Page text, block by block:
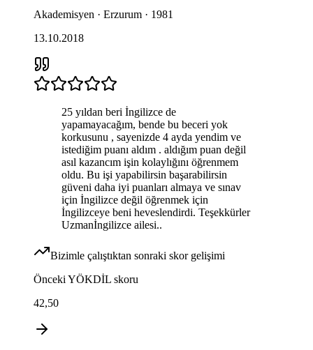
Akademisyen · Erzurum · 1981
13.10.2018
25 yıldan beri İngilizce de
yapamayacağım, bende bu beceri yok
korkusunu , sayenizde 4 ayda yendim ve
istediğim puanı aldım . aldığım puan değil
asıl kazancım işin kolaylığını öğrenmem
oldu. Bu işi yapabilirsin başarabilirsin
güveni daha iyi puanları almaya ve sınav
için İngilizce değil öğrenmek için
İngilizceye beni heveslendirdi. Teşekkürler
Uzmanİngilizce ailesi..
Bizimle çalıştıktan sonraki skor gelişimi
Önceki YÖKDİL skoru
42,50